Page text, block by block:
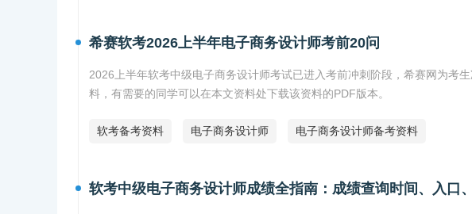
希赛软考2026上半年电子商务设计师考前20问
2026上半年软考中级电子商务设计师考试已进入考前冲刺阶段，希赛网为考
料，有需要的同学可以在本文资料处下载该资料的PDF版本。
软考备考资料 电子商务设计师 电子商务设计师备考资料
软考中级电子商务设计师成绩全指南：成绩查询时间、入口